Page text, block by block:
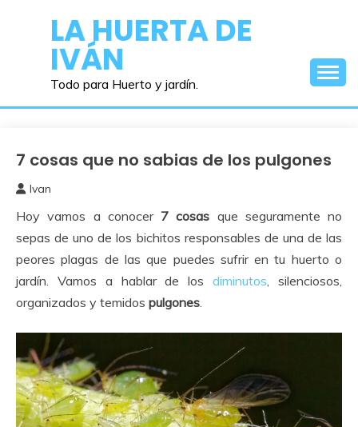
contenidoLA HUERTA DE
IVÁN
Todo para Huerto y jardín.
Perjudiciales
7 cosas que no sabias de los pulgones
junio,
2026
Ivan
Hoy vamos a conocer 7 cosas que seguramente no
sepas de uno de los bichitos responsables de una de las
peores plagas de las que puedes sufrir en tu huerto o
jardín. Vamos a hablar de losdiminutos, silenciosos,
organizados y temidos pulgones.